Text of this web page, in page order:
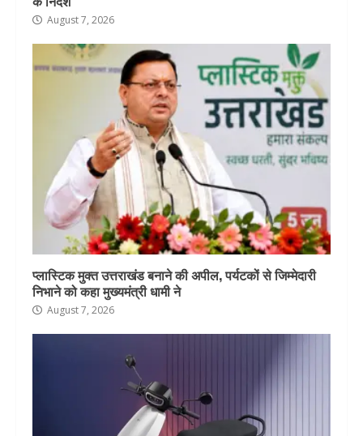
August 7, 2026
प्लास्टिक मुक्त उत्तराखंड बनाने की अपील, पर्यटकों से जिम्मेदारी
निभाने को कहा मुख्यमंत्री धामी ने
August 7, 2026